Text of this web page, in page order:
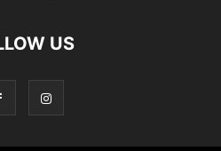
US